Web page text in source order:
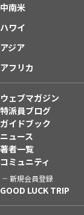
中南米
ハワイ
アジア
アフリカ
ウェブマガジン
特派員ブログ
ガイドブック
ニュース
著者一覧
コミュニティ
新規会員登録
GOOD LUCK TRIP